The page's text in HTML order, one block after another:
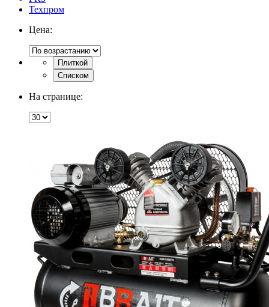
Техпром
Цена:
Плиткой
Списком
На странице: